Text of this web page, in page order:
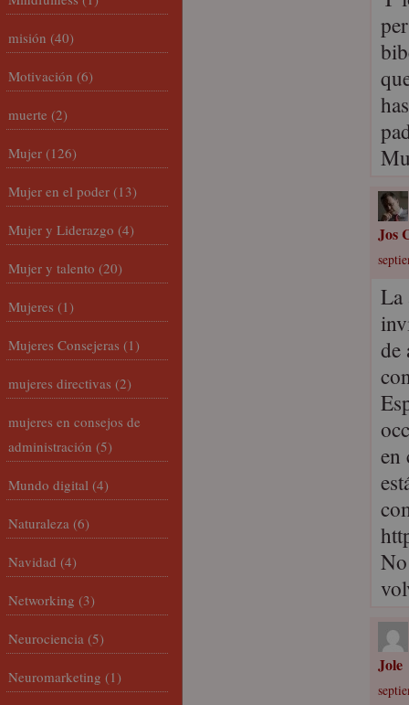
Jos
La
de
en
Jole
misión (40)
Motivación (6)
muerte (2)
Mujer (126)
Mujer en el poder (13)
Mujer y Liderazgo (4)
Mujer y talento (20)
Mujeres (1)
Mujeres Consejeras (1)
mujeres directivas (2)
mujeres en consejos de
administración (5)
Mundo digital (4)
Naturaleza (6)
Navidad (4)
Networking (3)
Neurociencia (5)
Neuromarketing (1)